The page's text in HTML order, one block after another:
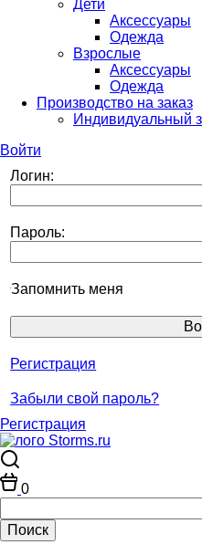
Дети
Аксессуары
Одежда
Взрослые
Аксессуары
Одежда
Производство на заказ
Индивидуальный
Войти
Логин:
Пароль:
Запомнить меня
Регистрация
Забыли свой пароль?
Регистрация
0